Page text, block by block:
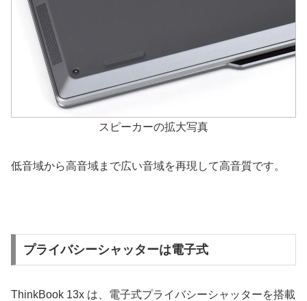
スピーカーの拡大写真
低音域から高音域まで広い音域を再現して高音質です。
プライバシーシャッターは電子式
ThinkBook 13x は、電子式プライバシーシャッターを搭載